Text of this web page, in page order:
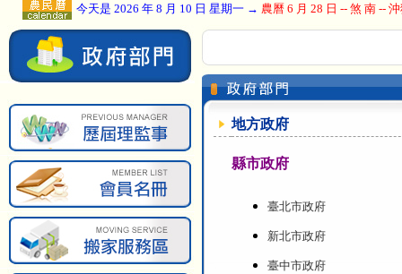
今天是 2026 年 8 月 10 日 星期一 → 農曆 6 月 28 日 -- 煞 南 --
地方政府
縣市政府
臺北市政府
新北市政府
臺中市政府